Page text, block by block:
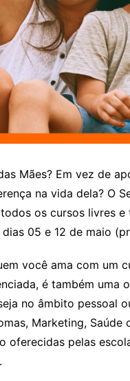
Mães? Em vez de
na vida dela? O
os cursos livres e
05 e 12 de maio
você ama com um
é também uma
no âmbito pessoal
Marketing, Saúde
oferecidas pelas